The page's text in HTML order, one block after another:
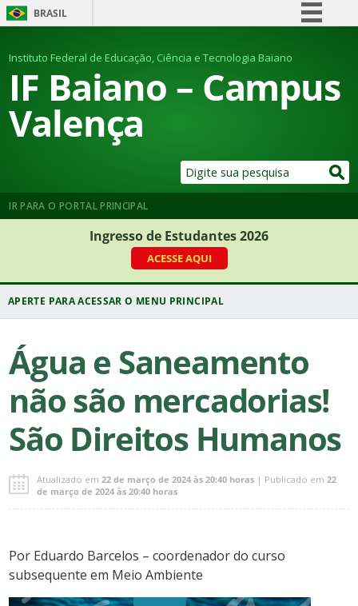
BRASIL
Comunica BR
Participe
Instituto Federal de Educação, Ciência e Tecnologia Baiano
IF Baiano – Campus
Valença
IR PARA O PORTAL PRINCIPAL
Ingresso de Estudantes 2026
ACESSE AQUI
Água e Saneamento
não são mercadorias!
São Direitos Humanos
Atualizado em22 de março de 2024 às 20:40 horas | Publicado em22
de março de 2024 às 20:40 horas
Por Eduardo Barcelos – coordenador do curso
subsequente em Meio Ambiente